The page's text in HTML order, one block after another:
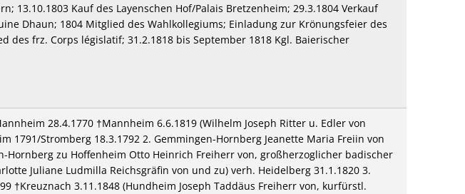
13.10.1803 Kauf des Layenschen Hof/Palais Bretzenheim; 29.3.1804 Verkauf
Dhaun; 1804 Mitglied des Wahlkollegiums; Einladung zur Krönungsfeier des
des frz. Corps législatif; 31.2.1818 bis September 1818 Kgl. Baierischer
28.4.1770 †Mannheim 6.6.1819 (Wilhelm Joseph Ritter u. Edler von
1791/Stromberg 18.3.1792 2. Gemmingen-Hornberg Jeanette Maria Freiin von
Hornberg zu Hoffenheim Otto Heinrich Freiherr von, großherzoglicher badischer
Juliane Ludmilla Reichsgräfin von und zu) verh. Heidelberg 31.1.1820 3.
†Kreuznach 3.11.1848 (Hundheim Joseph Taddäus Freiherr von, kurfürstl.